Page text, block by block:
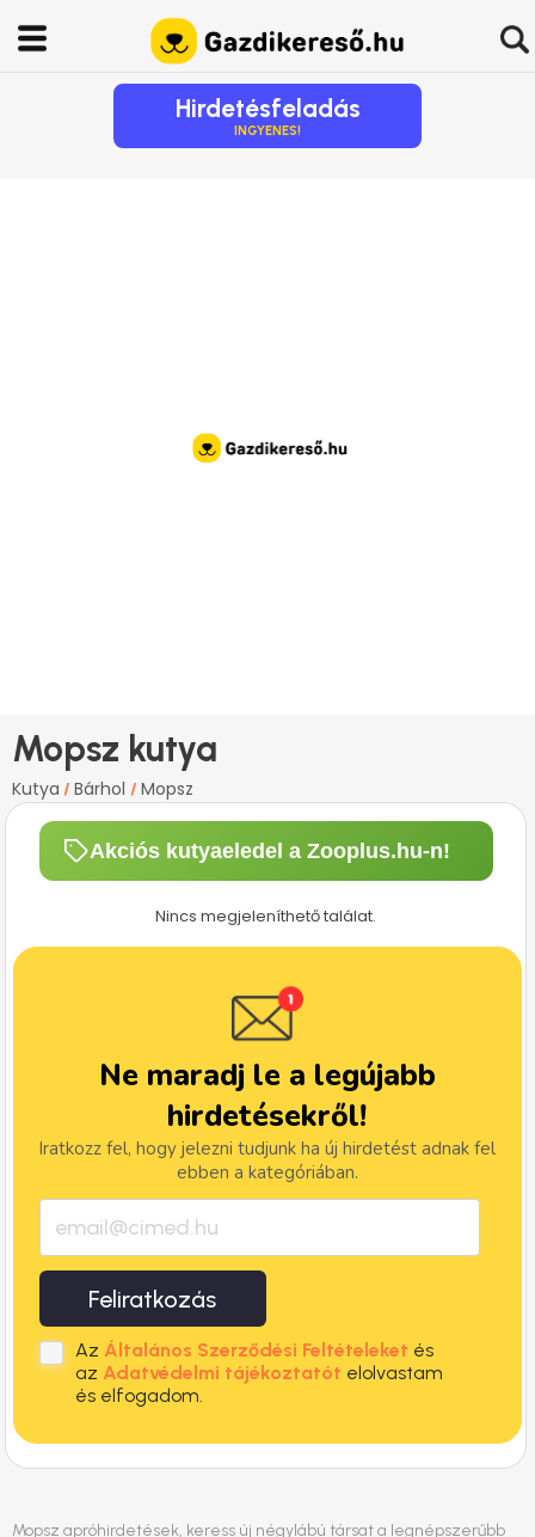
Hirdetésfeladás
INGYENES!
Mopsz kutya
Kutya / Bárhol / Mopsz
Akciós kutyaeledel a Zooplus.hu-n!
Nincs megjeleníthető találat.
Ne maradj le a legújabb
hirdetésekről!
Iratkozz fel, hogy jelezni tudjunk ha új hirdetést adnak fel
ebben a kategóriában.
Feliratkozás
Az Általános Szerződési Feltételeket és
az Adatvédelmi tájékoztatót elolvastam
és elfogadom.
Mopsz apróhirdetések, keress új négylábú társat a legnépszerűbb